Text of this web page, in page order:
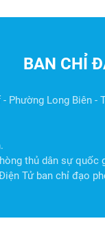
BAN CHỈ
Phường Long Biên -
thủ dân sự quốc
Tử ban chỉ đạo